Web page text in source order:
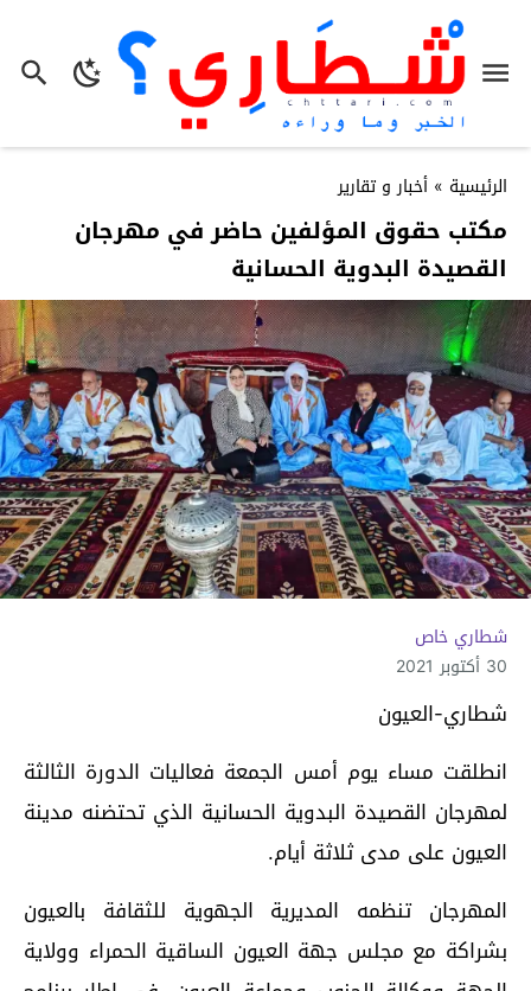
الرئيسية » أخبار و تقارير
مكتب حقوق المؤلفين حاضر في مهرجان
القصيدة البدوية الحسانية
شطاري خاص
30 أكتوبر 2021
شطاري-العيون
انطلقت مساء يوم أمس الجمعة فعاليات الدورة الثالثة
لمهرجان القصيدة البدوية الحسانية الذي تحتضنه مدينة
العيون على مدى ثلاثة أيام.
المهرجان تنظمه المديرية الجهوية للثقافة بالعيون
بشراكة مع مجلس جهة العيون الساقية الحمراء وولاية